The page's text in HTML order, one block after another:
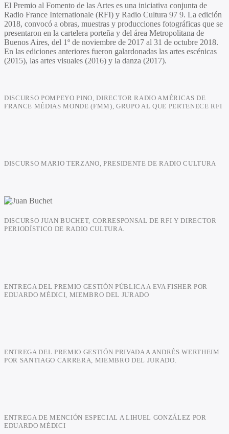
El Premio al Fomento de las Artes es una iniciativa conjunta de
Radio France Internationale (RFI) y Radio Cultura 97 9. La edición
2018, convocó a obras, muestras y producciones fotográficas que se
presentaron en la cartelera porteña y del área Metropolitana de
Buenos Aires, del 1º de noviembre de 2017 al 31 de octubre 2018.
En las ediciones anteriores fueron galardonadas las artes escénicas
(2015), las artes visuales (2016) y la danza (2017).
DISCURSO POMPEYO PINO, DIRECTOR RADIO AMÉRICAS DE
FRANCE MÉDIAS MONDE (FMM), GRUPO AL QUE PERTENECE RFI
DISCURSO MARIO TERZANO, PRESIDENTE DE RADIO CULTURA
DISCURSO JUAN BUCHET, CORRESPONSAL DE RFI Y DIRECTOR
PERIODÍSTICO DE RADIO CULTURA.
ENTREGA DEL PREMIO GESTIÓN PÚBLICA A EVA FISHER POR
EDUARDO MÉDICI, MIEMBRO DEL JURADO
ENTREGA DEL PREMIO GESTIÓN PRIVADA A ANDRÉS WERTHEIM
POR SANTIAGO CARRERA, MIEMBRO DEL JURADO.
ENTREGA DE MENCIÓN ESPECIAL A LIHUEL GONZÁLEZ POR
EDUARDO MÉDICI